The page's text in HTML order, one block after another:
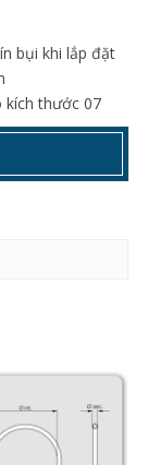
bụi khi lắp đặt
kích thước 07